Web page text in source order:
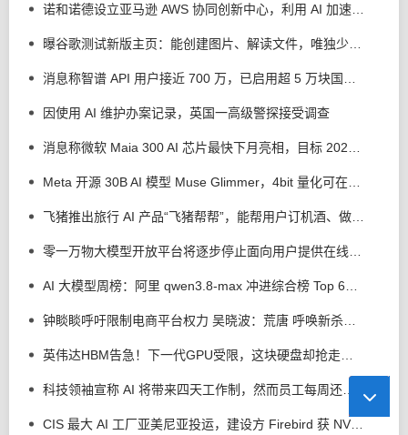
因使用 AI 维护办案记录，英国一高级警探接受调查